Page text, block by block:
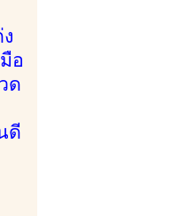
อ
ด
ดี